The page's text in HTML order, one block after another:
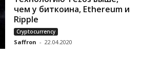
чем у биткоина, Ethereum и
Ripple
Cryptocurrency
Saffron - 22.04.2020